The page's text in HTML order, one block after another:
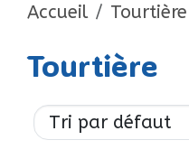
Accueil Tourtière
Tourtière